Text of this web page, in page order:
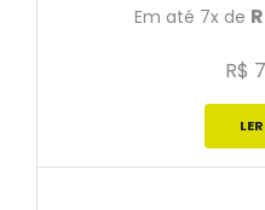
Em até 7x de
R$